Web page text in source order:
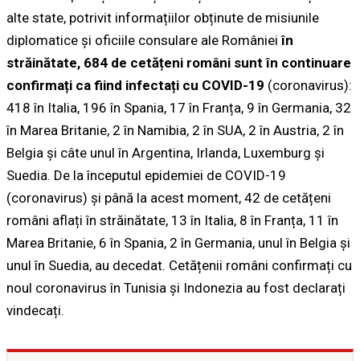
alte state, potrivit informațiilor obținute de misiunile
diplomatice și oficiile consulare ale Românieiîn
străinătate, 684 de cetățeni români sunt în continuare
confirmați ca fiind infectați cu COVID-19 (coronavirus):
418 în Italia, 196 în Spania, 17 în Franța, 9 în Germania, 32
în Marea Britanie, 2 în Namibia, 2 în SUA, 2 în Austria, 2 în
Belgia și câte unul în Argentina, Irlanda, Luxemburg și
Suedia. De la începutul epidemiei de COVID-19
(coronavirus) și până la acest moment, 42 de cetățeni
români aflați în străinătate, 13 în Italia, 8 în Franța, 11 în
Marea Britanie, 6 în Spania, 2 în Germania, unul în Belgia și
unul în Suedia, au decedat. Cetățenii români confirmați cu
noul coronavirus în Tunisia și Indonezia au fost declarați
vindecați.